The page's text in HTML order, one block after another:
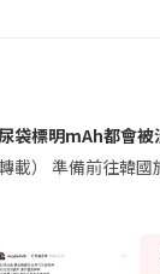
袋標明mAh都會
轉載） 準備前往